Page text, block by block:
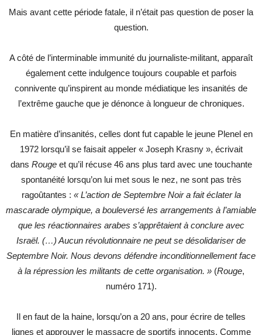
Mais avant cette période fatale, il n’était pas question de poser la
question.
A côté de l’interminable immunité du journaliste-militant, apparaît
également cette indulgence toujours coupable et parfois
connivente qu’inspirent au monde médiatique les insanités de
l’extrême gauche que je dénonce à longueur de chroniques.
En matière d’insanités, celles dont fut capable le jeune Plenel en
1972 lorsqu’il se faisait appeler « Joseph Krasny », écrivait
dans Rougeet qu’il récuse 46 ans plus tard avec une touchante
spontanéité lorsqu’on lui met sous le nez, ne sont pas très
ragoûtantes : « L’action de Septembre Noir a fait éclater la
mascarade olympique, a bouleversé les arrangements à l’amiable
que les réactionnaires arabes s’apprêtaient à conclure avec
Israël. (…) Aucun révolutionnaire ne peut se désolidariser de
Septembre Noir. Nous devons défendre inconditionnellement face
à la répression les militants de cette organisation. » (Rouge,
numéro 171).
Il en faut de la haine, lorsqu’on a 20 ans, pour écrire de telles
lignes et approuver le massacre de sportifs innocents. Comme